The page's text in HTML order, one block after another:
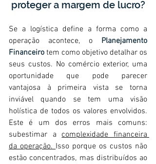
proteger a margem de lucro?
Se a logística define a forma como a
operação acontece, o Planejamento
Financeiro tem como objetivo detalhar os
seus custos. No comércio exterior, uma
oportunidade que pode parecer
vantajosa à primeira vista se torna
inviável quando se tem uma visão
holística de todos os valores envolvidos.
Este é um dos erros mais comuns:
subestimar a complexidade financeira
da operação. Isso porque os custos não
estão concentrados, mas distribuídos ao